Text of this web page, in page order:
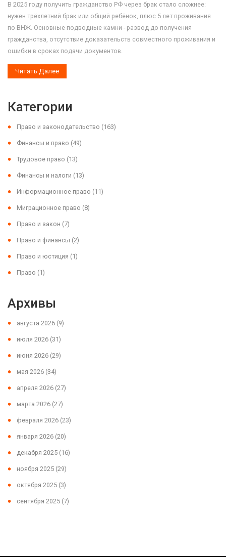
В 2025 году получить гражданство РФ через брак стало сложнее:
нужен трёхлетний брак или общий ребёнок, плюс 5 лет проживания
по ВНЖ. Основные подводные камни - развод до получения
гражданства, отсутствие доказательств совместного проживания и
ошибки в сроках подачи документов.
Читать Далее
Категории
Право и законодательство (163)
Финансы и право (49)
Трудовое право (13)
Финансы и налоги (13)
Информационное право (11)
Миграционное право (8)
Право и закон (7)
Право и финансы (2)
Право и юстиция (1)
Право (1)
Архивы
августа 2026 (9)
июля 2026 (31)
июня 2026 (29)
мая 2026 (34)
апреля 2026 (27)
марта 2026 (27)
февраля 2026 (23)
января 2026 (20)
декабря 2025 (16)
ноября 2025 (29)
октября 2025 (3)
сентября 2025 (7)